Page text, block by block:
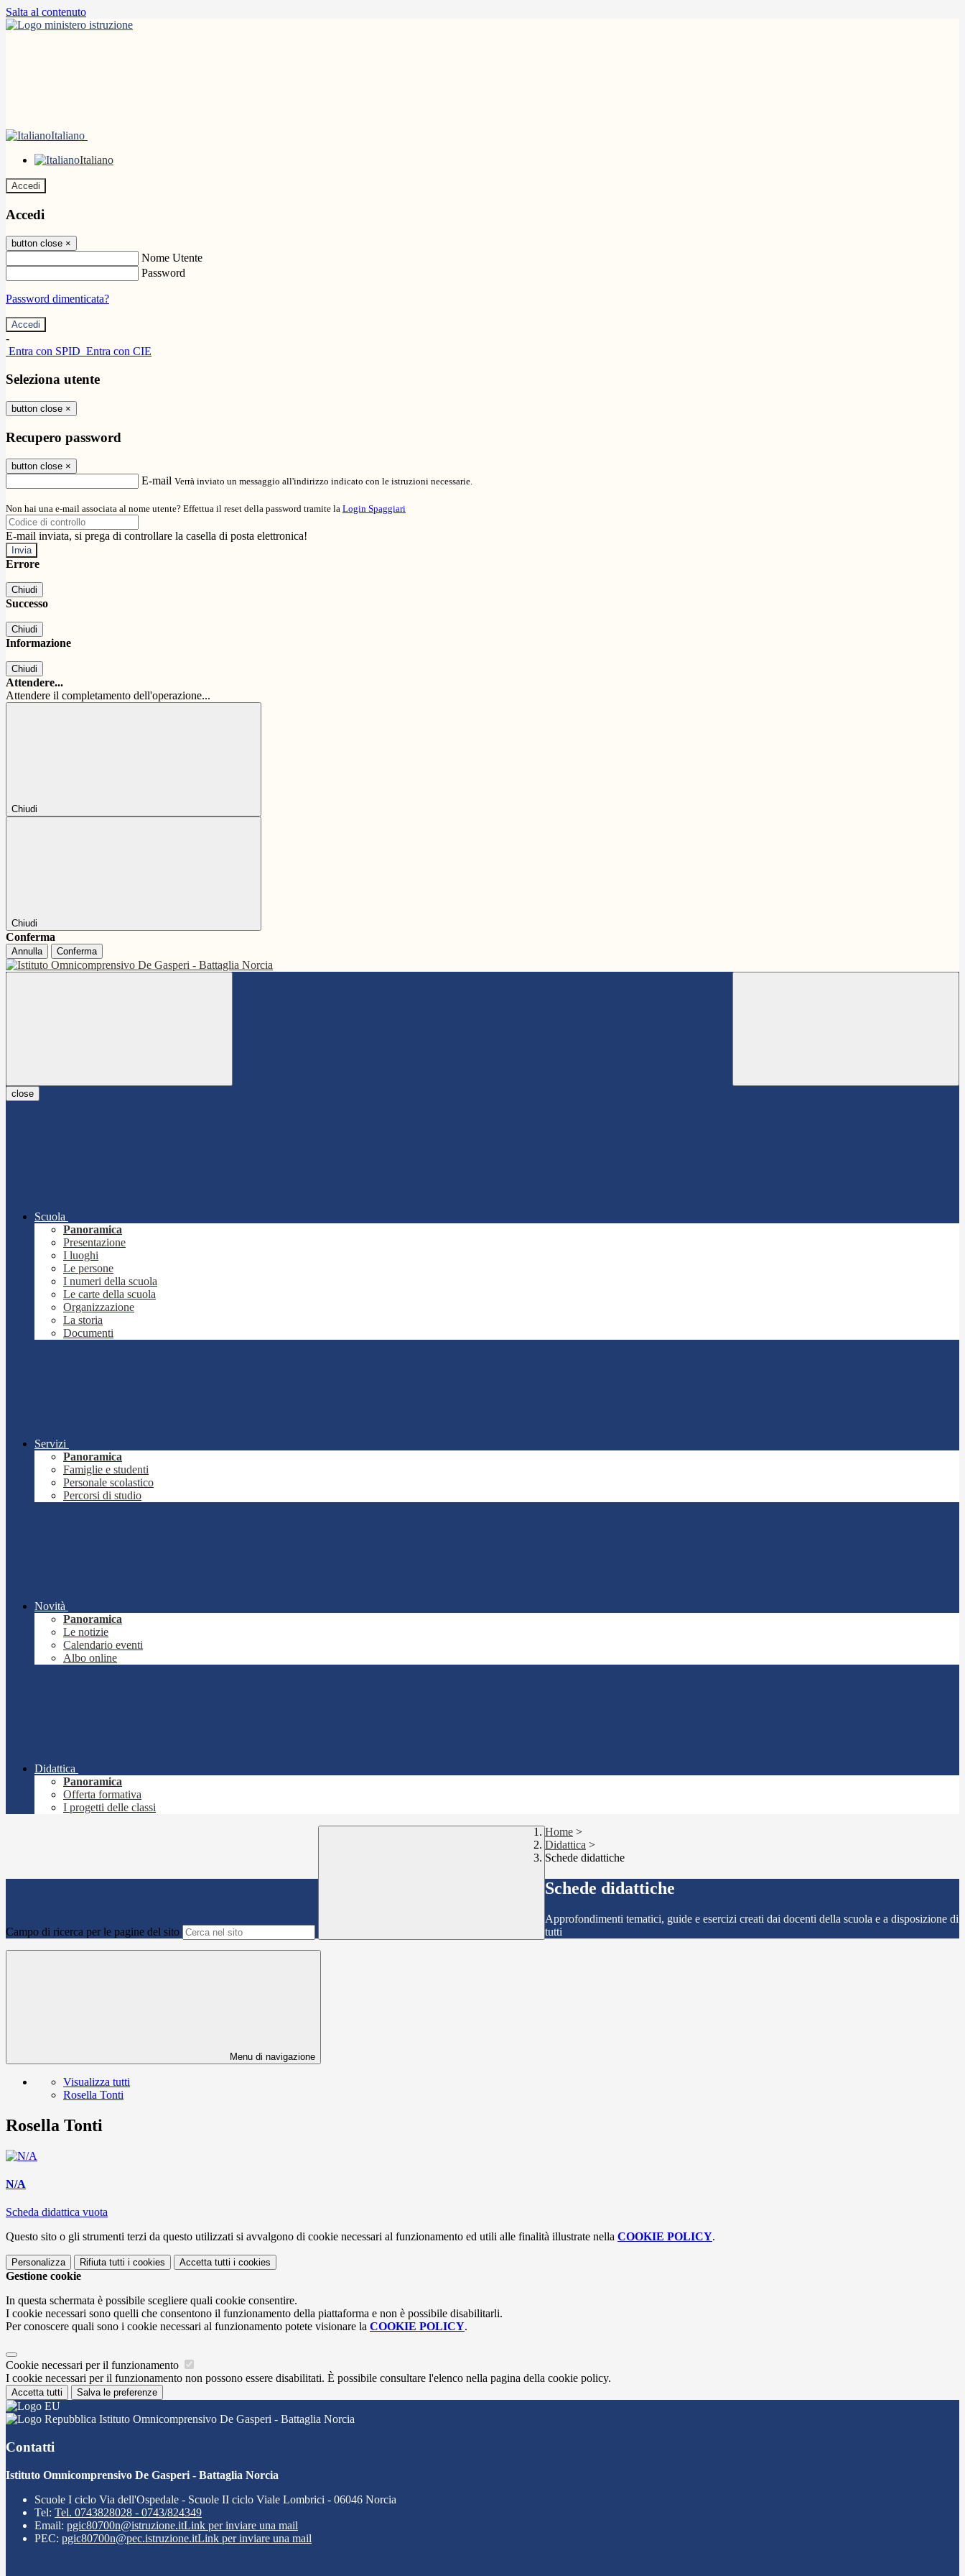
Salta al contenuto
Italiano
Italiano
Accedi
Accedi
button close ×
Nome Utente
Password
Password dimenticata?
-
Entra con SPID Entra con CIE
Seleziona utente
button close ×
Recupero password
button close ×
E-mail Verrà inviato un messaggio all'indirizzo indicato con le istruzioni necessarie.
Non hai una e-mail associata al nome utente? Effettua il reset della password tramite la Login Spaggiari
E-mail inviata, si prega di controllare la casella di posta elettronica!
Errore
Chiudi
Successo
Chiudi
Informazione
Chiudi
Attendere...
Attendere il completamento dell'operazione...
Chiudi
Chiudi
Conferma
Annulla Conferma
close
Scuola
Panoramica
Presentazione
I luoghi
Le persone
I numeri della scuola
Le carte della scuola
Organizzazione
La storia
Documenti
Servizi
Panoramica
Famiglie e studenti
Personale scolastico
Percorsi di studio
Novità
Panoramica
Le notizie
Calendario eventi
Albo online
Didattica
Panoramica
Offerta formativa
I progetti delle classi
Campo di ricerca per le pagine del sito
Home >
Didattica >
Schede didattiche
Schede didattiche
Approfondimenti tematici, guide e esercizi creati dai docenti della scuola e a disposizione di
tutti
Menu di navigazione
Visualizza tutti
Rosella Tonti
Rosella Tonti
N/A
Scheda didattica vuota
Questo sito o gli strumenti terzi da questo utilizzati si avvalgono di cookie necessari al funzionamento ed utili alle finalità illustrate nella COOKIE POLICY.
Personalizza Rifiuta tutti i cookies Accetta tutti i cookies
Gestione cookie
In questa schermata è possibile scegliere quali cookie consentire.
I cookie necessari sono quelli che consentono il funzionamento della piattaforma e non è possibile disabilitarli.
Per conoscere quali sono i cookie necessari al funzionamento potete visionare la COOKIE POLICY.
Cookie necessari per il funzionamento
I cookie necessari per il funzionamento non possono essere disabilitati. È possibile consultare l'elenco nella pagina della cookie policy.
Accetta tutti Salva le preferenze
Istituto Omnicomprensivo De Gasperi - Battaglia Norcia
Contatti
Istituto Omnicomprensivo De Gasperi - Battaglia Norcia
Scuole I ciclo Via dell'Ospedale - Scuole II ciclo Viale Lombrici - 06046 Norcia
Tel: Tel. 0743828028 - 0743/824349
Email: pgic80700n@istruzione.itLink per inviare una mail
PEC: pgic80700n@pec.istruzione.itLink per inviare una mail